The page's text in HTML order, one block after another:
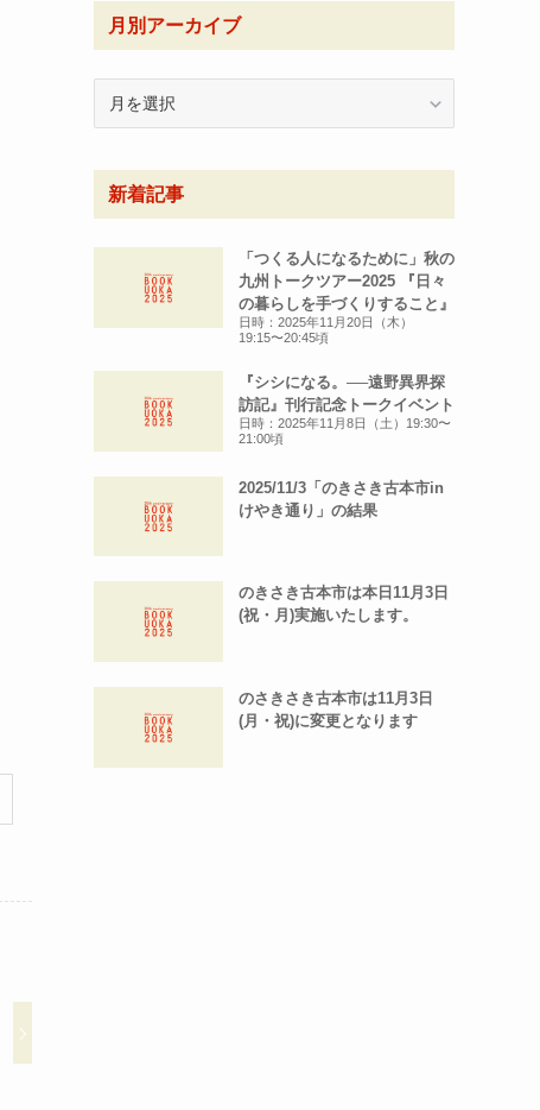
月別アーカイブ
ー
イ
ブ
新着記事
「つくる人になるために」秋の
九州トークツアー2025 『日々
の暮らしを手づくりすること』
日時：2025年11月20日（木）
19:15〜20:45頃
『シシになる。──遠野異界探
訪記』刊行記念トークイベント
日時：2025年11月8日（土）19:30〜
21:00頃
2025/11/3「のきさき古本市in
けやき通り」の結果
のきさき古本市は本日11月3日
(祝・月)実施いたします。
のさきさき古本市は11月3日
(月・祝)に変更となります